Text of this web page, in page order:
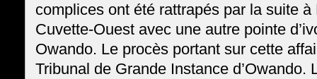
complices ont été rattrapés par la suite à
Cuvette-Ouest avec une autre pointe
Owando. Le procès portant sur cette
Tribunal de Grande Instance d’Owando.